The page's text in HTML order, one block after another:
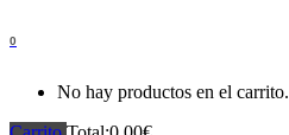
0
No hay productos en el carrito.